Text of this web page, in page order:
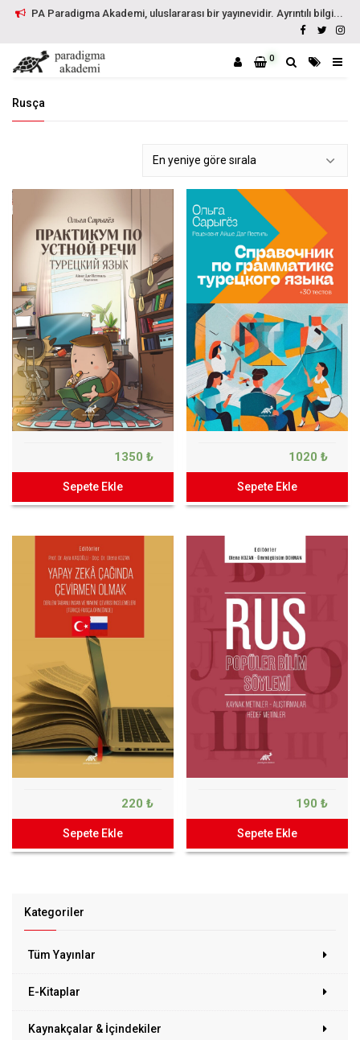
PA Paradigma Akademi, uluslararası bir yayınevidir. Ayrıntılı bilgi...
0
Rusça
Kategoriler
Tüm Yayınlar
E-Kitaplar
Kaynakçalar & İçindekiler
1350 ₺
Sepete Ekle
1020 ₺
Sepete Ekle
220 ₺
Sepete Ekle
190 ₺
Sepete Ekle